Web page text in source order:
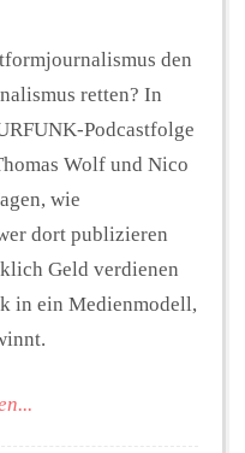
den
retten? In
Podcastfolge
Wolf und Nico
wie
dort publizieren
Geld verdienen
in ein Medienmodell,